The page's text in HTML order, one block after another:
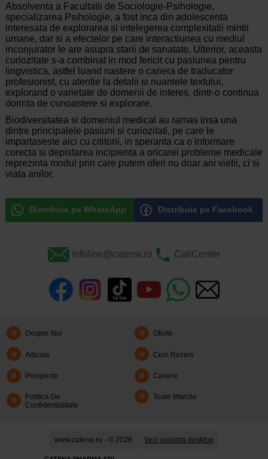
Absolventa a Facultatii de Sociologie-Psihologie,
specializarea Psihologie, a fost inca din adolescenta
interesata de explorarea si intelegerea complexitatii mintii
umane, dar si a efectelor pe care interactiunea cu mediul
inconjurator le are asupra starii de sanatate. Ulterior, aceasta
curiozitate s-a combinat in mod fericit cu pasiunea pentru
lingvistica, astfel luand nastere o cariera de traducator
profesionist, cu atentie la detalii si nuantele textului,
explorand o varietate de domenii de interes, dintr-o continua
dorinta de cunoastere si explorare.
Biodiversitatea si domeniul medical au ramas insa una
dintre principalele pasiuni si curiozitati, pe care le
impartaseste aici cu cititorii, in speranta ca o informare
corecta si depistarea incipienta a oricarei probleme medicale
reprezinta modul prin care putem oferi nu doar ani vietii, ci si
viata anilor.
Distribuie pe WhatsApp Distribuie pe Facebook
infoline@catena.ro CallCenter
Despre Noi Oferte
Articole Cum Rezerv
Prospecte Cariere
Politica De
Confidentialitate
Toate Marcile
www.catena.ro - © 2026 Vezi varianta desktop